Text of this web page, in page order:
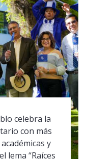
celebra la
con más
y
lema “Raíces